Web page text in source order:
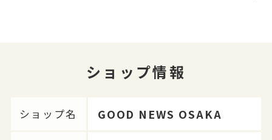
ショップ情報
ショップ名 GOOD NEWS OSAKA